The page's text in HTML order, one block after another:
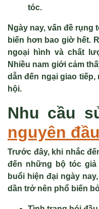
tóc.
Ngày nay, vấn đề rụng
biến hơn bao giờ hết.
ngoại hình và chất
Nhiều nam giới cảm
dẫn đến ngại giao tiếp,
hội.
Nhu cầu
nguyên
Trước đây, khi nhắc
đến những bộ tóc
buổi hiện đại ngày
dần trở nên phổ biến